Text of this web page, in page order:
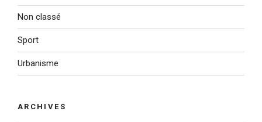
Non classé
Sport
Urbanisme
ARCHIVES